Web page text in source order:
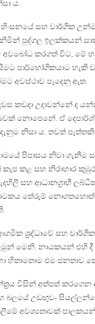
ය.
සහ වාර්ගික
පුද්ගල ඉලක්කයන්
අවබෝධ කරගත් විට, මේ
පාර්භෝගිකයාට
අවස්ථාව පෑදෙනු ඇත.
කවදා උදාවන්නේ ද
නොපෙනේ. ඒ
නිසා ය. තවත්
පිපාසය නිවා ගැනීම
කළ සහ නිරාහාර
සහ ආධානග‍්‍රාහී
තේරුම්
ශ‍්‍රද්ධාවේ සහ
මෙනි. නායකයන් එහි
හිතාමතාම එම ජනතාව
විසින් අත්පත් කරගෙන
බලයේ උඩඟුව-
අවශ්‍යතාවක්